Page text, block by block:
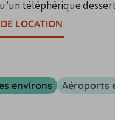
téléphérique
LOCATION
environs Aéroports